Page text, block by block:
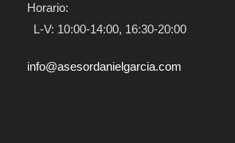
Horario:
L-V: 10:00-14:00, 16:30-20:00
info@asesordanielgarcia.com